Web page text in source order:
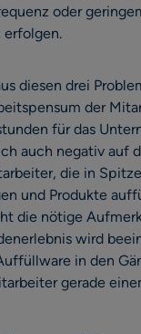
oder
erfolgen.
diesen drei
der
für das
auch negativ auf
die in
und Produkte
die nötige
wird
in den
gerade